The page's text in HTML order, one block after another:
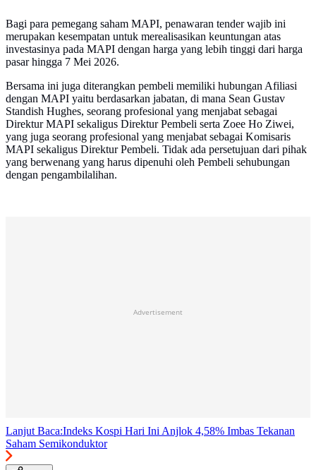
Bagi para pemegang saham MAPI, penawaran tender wajib ini
merupakan kesempatan untuk merealisasikan keuntungan atas
investasinya pada MAPI dengan harga yang lebih tinggi dari harga
pasar hingga 7 Mei 2026.
Bersama ini juga diterangkan pembeli memiliki hubungan Afiliasi
dengan MAPI yaitu berdasarkan jabatan, di mana Sean Gustav
Standish Hughes, seorang profesional yang menjabat sebagai
Direktur MAPI sekaligus Direktur Pembeli serta Zoee Ho Ziwei,
yang juga seorang profesional yang menjabat sebagai Komisaris
MAPI sekaligus Direktur Pembeli. Tidak ada persetujuan dari pihak
yang berwenang yang harus dipenuhi oleh Pembeli sehubungan
dengan pengambilalihan.
Advertisement
Lanjut Baca:Indeks Kospi Hari Ini Anjlok 4,58% Imbas Tekanan
Saham Semikonduktor